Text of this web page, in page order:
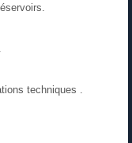
techniques .